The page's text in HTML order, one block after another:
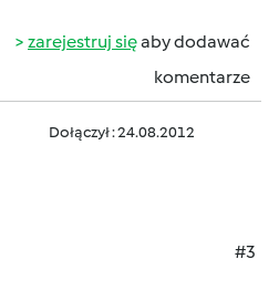
zarejestruj sięaby dodawać
komentarze
Dołączył : 24.08.2012
#3